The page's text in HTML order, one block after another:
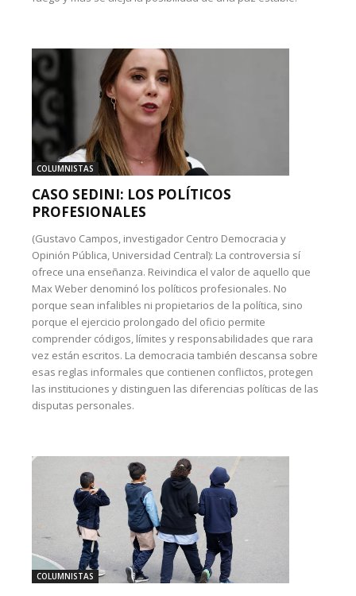
COLUMNISTAS
CASO SEDINI: LOS POLÍTICOS
PROFESIONALES
(Gustavo Campos, investigador Centro Democracia y
Opinión Pública, Universidad Central): La controversia sí
ofrece una enseñanza. Reivindica el valor de aquello que
Max Weber denominó los políticos profesionales. No
porque sean infalibles ni propietarios de la política, sino
porque el ejercicio prolongado del oficio permite
comprender códigos, límites y responsabilidades que rara
vez están escritos. La democracia también descansa sobre
esas reglas informales que contienen conflictos, protegen
las instituciones y distinguen las diferencias políticas de las
disputas personales.
COLUMNISTAS